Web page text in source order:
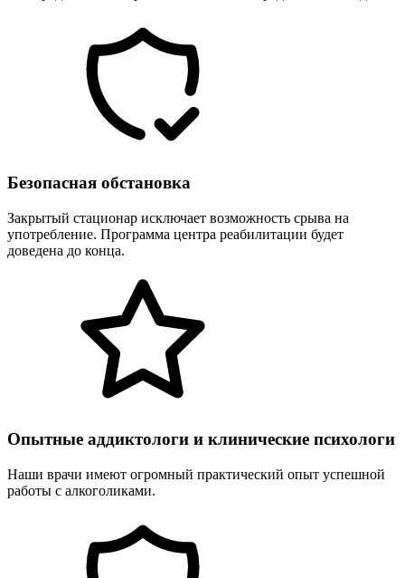
Безопасная обстановка
Закрытый стационар исключает возможность срыва на
употребление. Программа центра реабилитации будет
доведена до конца.
Опытные аддиктологи и клинические психологи
Наши врачи имеют огромный практический опыт успешной
работы с алкоголиками.